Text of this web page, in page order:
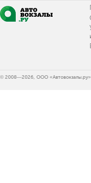
© 2008—2026, ООО «Автовокзалы.ру»